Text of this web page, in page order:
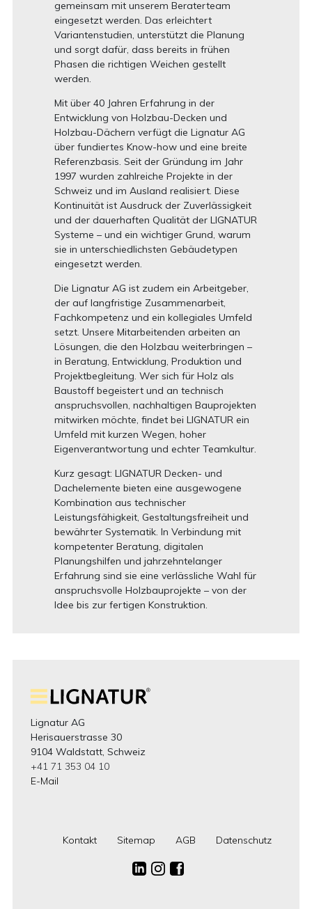
gemeinsam mit unserem Beraterteam
eingesetzt werden. Das erleichtert
Variantenstudien, unterstützt die Planung
und sorgt dafür, dass bereits in frühen
Phasen die richtigen Weichen gestellt
werden.
Mit über 40 Jahren Erfahrung in der
Entwicklung von Holzbau-Decken und
Holzbau-Dächern verfügt die Lignatur AG
über fundiertes Know-how und eine breite
Referenzbasis. Seit der Gründung im Jahr
1997 wurden zahlreiche Projekte in der
Schweiz und im Ausland realisiert. Diese
Kontinuität ist Ausdruck der Zuverlässigkeit
und der dauerhaften Qualität der LIGNATUR
Systeme – und ein wichtiger Grund, warum
sie in unterschiedlichsten Gebäudetypen
eingesetzt werden.
Die Lignatur AG ist zudem ein Arbeitgeber,
der auf langfristige Zusammenarbeit,
Fachkompetenz und ein kollegiales Umfeld
setzt. Unsere Mitarbeitenden arbeiten an
Lösungen, die den Holzbau weiterbringen –
in Beratung, Entwicklung, Produktion und
Projektbegleitung. Wer sich für Holz als
Baustoff begeistert und an technisch
anspruchsvollen, nachhaltigen Bauprojekten
mitwirken möchte, findet bei LIGNATUR ein
Umfeld mit kurzen Wegen, hoher
Eigenverantwortung und echter Teamkultur.
Kurz gesagt: LIGNATUR Decken- und
Dachelemente bieten eine ausgewogene
Kombination aus technischer
Leistungsfähigkeit, Gestaltungsfreiheit und
bewährter Systematik. In Verbindung mit
kompetenter Beratung, digitalen
Planungshilfen und jahrzehntelanger
Erfahrung sind sie eine verlässliche Wahl für
anspruchsvolle Holzbauprojekte – von der
Idee bis zur fertigen Konstruktion.
Lignatur AG
Herisauerstrasse 30
9104 Waldstatt, Schweiz
+41 71 353 04 10
E-Mail
Kontakt Sitemap AGB Datenschutz